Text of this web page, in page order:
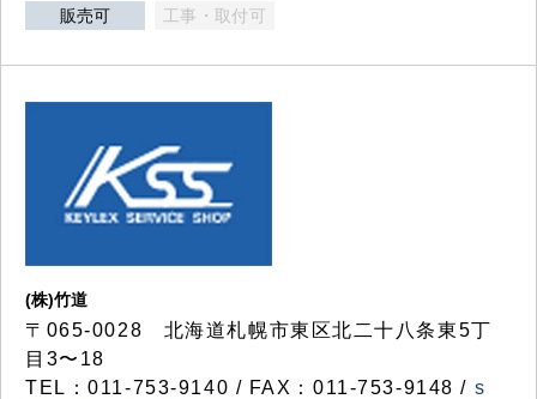
販売可 工事・取付可
(株)竹道
〒065-0028 北海道札幌市東区北二十八条東5丁
目3〜18
TEL：011-753-9140 / FAX：011-753-9148 / s